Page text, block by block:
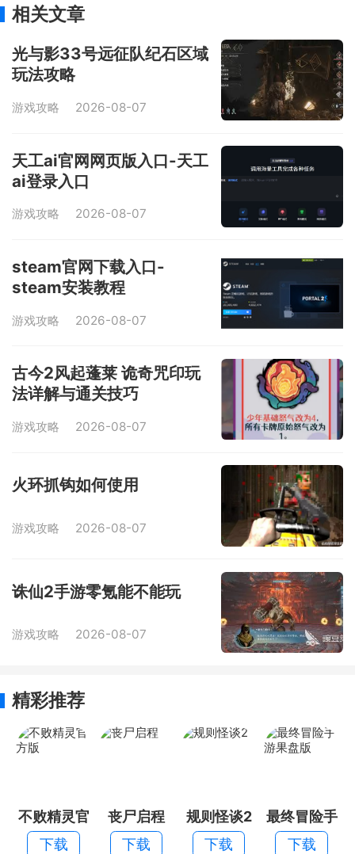
相关文章
光与影33号远征队纪石区域
玩法攻略
游戏攻略 2026-08-07
天工ai官网网页版入口-天工
ai登录入口
游戏攻略 2026-08-07
steam官网下载入口-
steam安装教程
游戏攻略 2026-08-07
古今2风起蓬莱 诡奇咒印玩
法详解与通关技巧
游戏攻略 2026-08-07
火环抓钩如何使用
游戏攻略 2026-08-07
诛仙2手游零氪能不能玩
游戏攻略 2026-08-07
精彩推荐
不败精灵官
方版
下载
丧尸启程
下载
规则怪谈2
下载
最终冒险手
游果盘版
下载